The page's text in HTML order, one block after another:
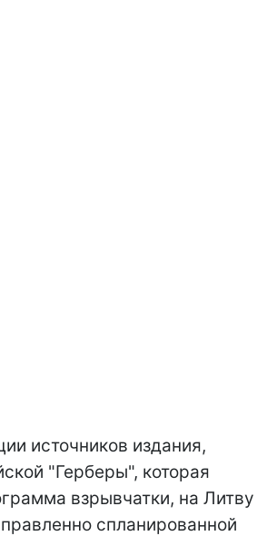
источников издания,
"Герберы", которая
взрывчатки, на Литву
спланированной